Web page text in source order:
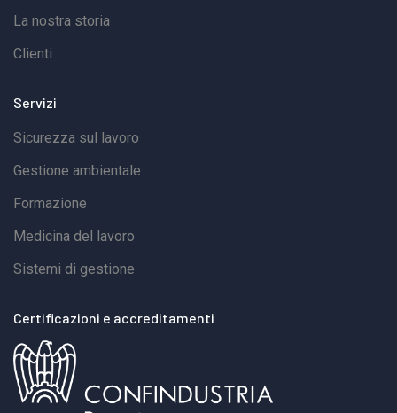
La nostra storia
Clienti
Servizi
Sicurezza sul lavoro
Gestione ambientale
Formazione
Medicina del lavoro
Sistemi di gestione
Certificazioni e accreditamenti